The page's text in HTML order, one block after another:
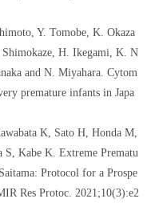
Y. Tomobe, K. Okaza
H. Ikegami, K. N
and N. Miyahara. Cytom
premature infants in Japa
K, Sato H, Honda M,
Kabe K. Extreme Prematu
Protocol for a Prospe
Res Protoc. 2021;10(3):e2